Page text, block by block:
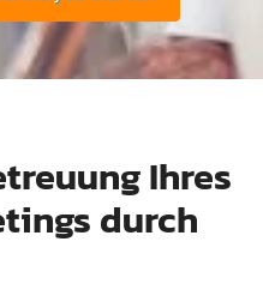
Ihres
durch